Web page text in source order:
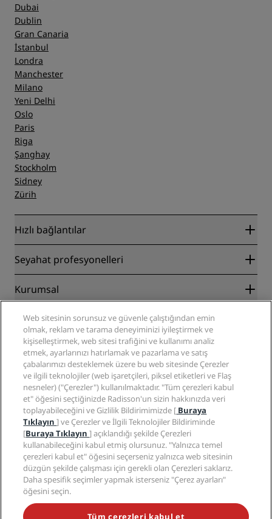
Dubai
Dublin
Gran Canaria
İstanbul
Londra
Manchester
Milano
Yeni Delhi
Oslo
Paris
Riga
Şanghay
Stockholm
Sidney
Zürih
Hızlı bağlantılar
Radisson Rewards
Blog
Destinasyonlar
Radisson Hotels Uygulaması
Sports Approved oteller
Aile Dostu Oteller
Sağlık ve Güvenlik
Seyahat profesyonelleri
İş Ortakları
Seyahat acenteleri
Kurumsal
Radisson Hotel Group
Medya
Kariyer RHG
Kariyer PPHE
EHL Kariyer
The Club by RHG
Geliştirme fırsatları
Sorumlu İşletme
Satın Alma
Yasal
Gizlilik Merkezi
Yasal bildirim
Radisson Rewards hüküm ve koşulları
Site kullanım sözleşmesi
Dijital Erişilebilirlik
Modern Kölelik Beyanı
Yardım
Tüketici uyarıları
İletişim
SSS
Site haritası
Sosyal medya
Radisson Hotels Markaları
POPÜLER KAMPANYALARIMIZI KAÇIRMAYIN
Web sitesinin sorunsuz ve güvenle çalıştığından emin
olmak, reklam ve tarama deneyiminizi iyileştirmek ve
kişiselleştirmek, web sitesi trafiğini ve kullanımı analiz
etmek, ayarlarınızı hatırlamak ve pazarlama ve satış
çabalarımızı desteklemek üzere bu web sitesinde Çerezler
ve ilgili teknolojiler (web işaretçileri, piksel etiketleri ve Flaş
nesneler) ("Çerezler") kullanılmaktadır. "Tüm çerezleri kabul
et" öğesini seçtiğinizde Radisson'un sizin hakkınızda veri
toplayabileceğini ve Gizlilik Bildirimimizde [ Buraya
Tıklayın] ve Çerezler ve İlgili Teknolojiler Bildiriminde
[Buraya Tıklayın] açıklandığı şekilde Çerezleri
kullanabileceğini kabul etmiş olursunuz. "Yalnızca temel
çerezleri kabul et" öğesini seçerseniz yalnızca web sitesinin
düzgün şekilde çalışması için gerekli olan Çerezleri saklarız.
Daha spesifik seçimler yapmak isterseniz "Çerez ayarları"
öğesini seçin.
Tüm çerezleri kabul et